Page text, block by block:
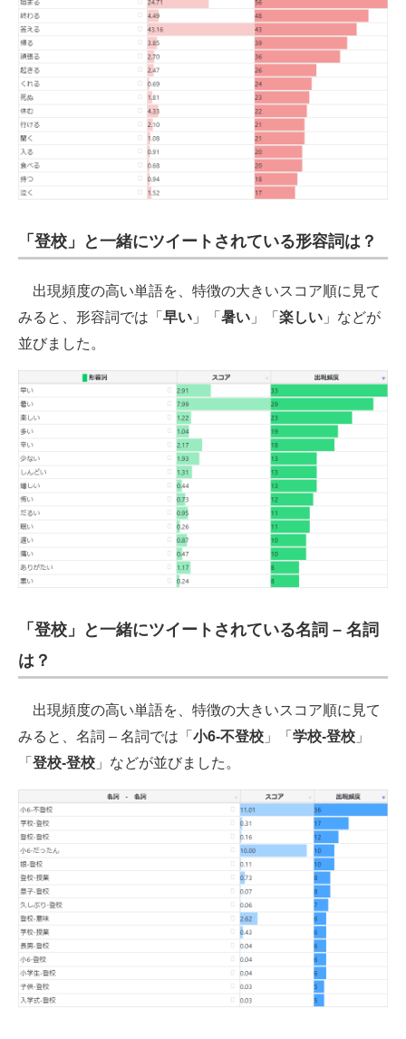
「登校」と一緒にツイートされている形容詞は？
出現頻度の高い単語を、特徴の大きいスコア順に見て
みると、形容詞では「 早い 」「 暑い 」「 楽しい 」などが
並びました。
「登校」と一緒にツイートされている名詞 – 名詞
は？
出現頻度の高い単語を、特徴の大きいスコア順に見て
みると、名詞 – 名詞では「 小6-不登校 」「 学校-登校 」
「 登校-登校 」などが並びました。